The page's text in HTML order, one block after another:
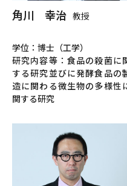
角川 幸治 教授
学位：博士（工学）
研究内容等：食品の殺菌に
する研究並びに発酵食品の
造に関わる微生物の多様性
関する研究